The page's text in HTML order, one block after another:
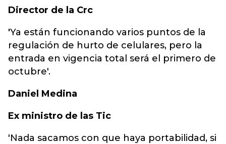
Director de la Crc
'Ya están funcionando varios puntos de la
regulación de hurto de celulares, pero la
entrada en vigencia total será el primero de
octubre'.
Daniel Medina
Ex ministro de las Tic
'Nada sacamos con que haya portabilidad, si